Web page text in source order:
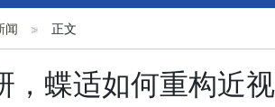
闻 正文
，蝶适如何重构近